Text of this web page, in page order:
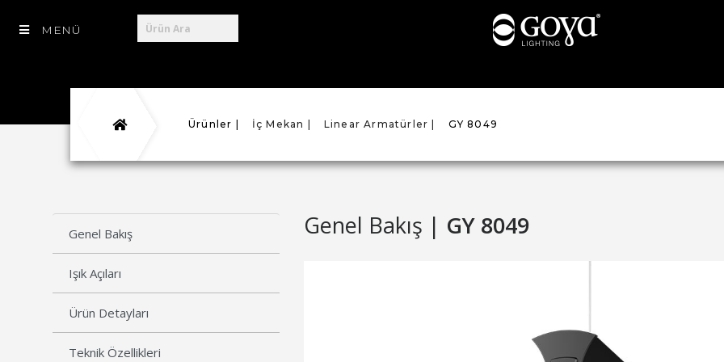
MENÜ
Ürünler | İç Mekan | Linear Armatürler | GY 8049
Genel Bakış
Işık Açıları
Ürün Detayları
Teknik Özellikleri
Genel Bakış | GY 8049